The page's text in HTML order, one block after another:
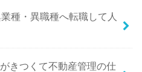
種・異職種へ転職して人
きつくて不動産管理の仕